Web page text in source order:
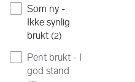
Som ny -
Ikke synlig
brukt (2)
Pent brukt - I
god stand